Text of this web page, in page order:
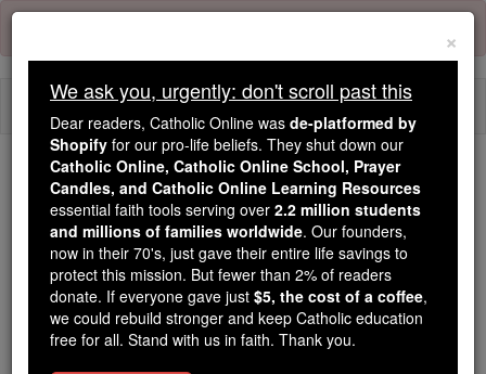
Skip
content
Trending:
Daily Reading for Thursday, October ...
Today's Reading The Mysteries of the Rosary
Juízes - Capítulo 3
×
We ask you, urgently: don't scroll past this
Dear readers, Catholic Online was de-platformed by
Shopify for our pro-life beliefs. They shut down our
Catholic Online, Catholic Online School, Prayer
Candles, and Catholic Online Learning Resources
essential faith tools serving over 2.2 million students
and millions of families worldwide. Our founders,
now in their 70's, just gave their entire life savings to
protect this mission. But fewer than 2% of readers
donate. If everyone gave just $5, the cost of a coffee,
we could rebuild stronger and keep Catholic education
free for all. Stand with us in faith. Thank you.